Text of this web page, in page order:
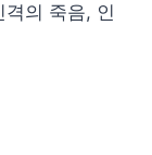
의 죽음, 인